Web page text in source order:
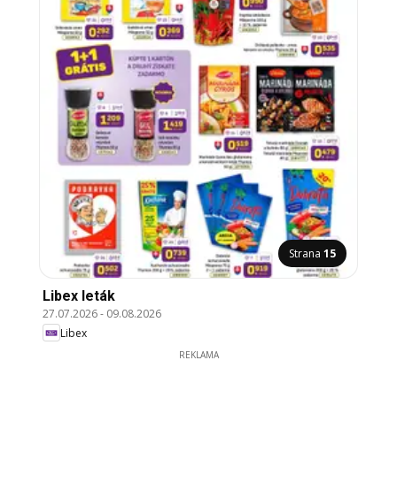
Strana 15
Libex leták
27.07.2026- 09.08.2026
Libex
REKLAMA